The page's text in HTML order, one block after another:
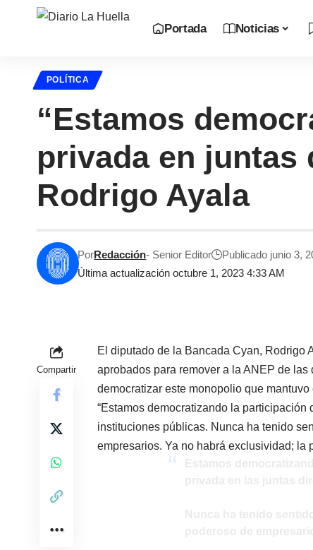
Portada Noticias
POLÍTICA
“Estamos
privada en
Rodrigo Ayala
Última actualización octubre 1, 2023 4:33 AM
PorRedacción- Senior Editor Publicado junio 3,
Compartir
El diputado de la Bancada Cyan, Rodrigo
aprobados para remover a la ANEP de
democratizar este monopolio que
“Estamos democratizando la
instituciones públicas. Nunca ha tenido
empresarios. Ya no habrá exclusividad; la